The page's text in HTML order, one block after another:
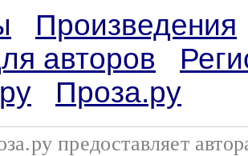
Произведения
авторов
Проза.ру
предоставляет